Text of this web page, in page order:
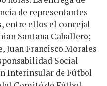
de representantes
entre ellos el concejal
Santana Caballero;
Juan Francisco Morales
Social
Interinsular de Fútbol